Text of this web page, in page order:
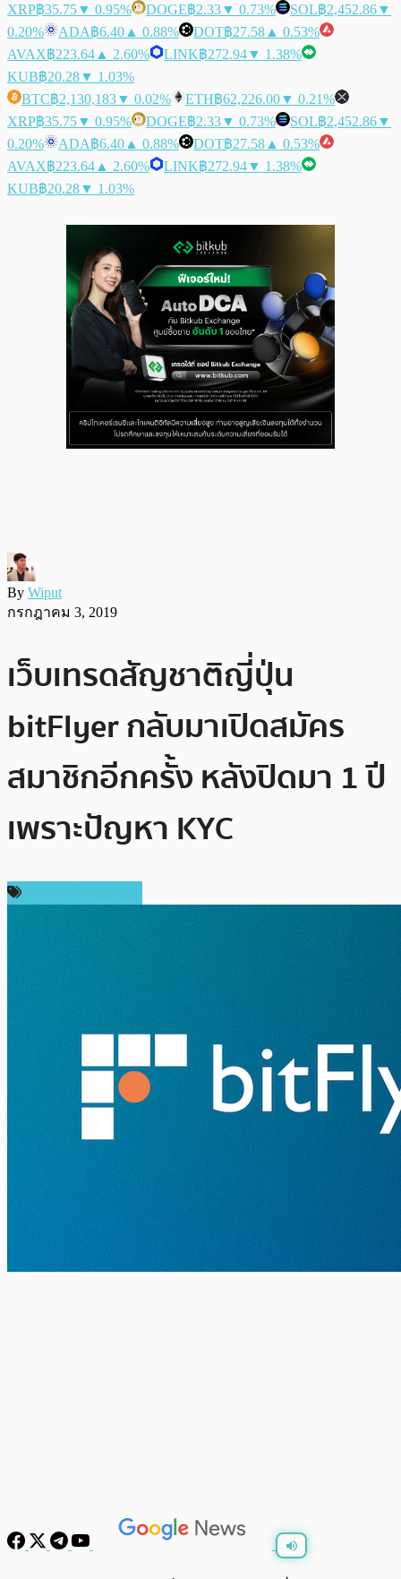
XRP฿35.75▼ 0.95% DOGE฿2.33▼ 0.73% SOL฿2,452.86▼
0.20%
ADA฿6.40 ▲ 0.88% DOT฿27.58 ▲ 0.53%
AVAX฿223.64 ▲ 2.60% LINK฿272.94▼ 1.38%
KUB฿20.28▼ 1.03%
BTC฿2,130,183▼ 0.02% ETH฿62,226.00▼ 0.21%
XRP฿35.75▼ 0.95% DOGE฿2.33▼ 0.73% SOL฿2,452.86▼
0.20%
ADA฿6.40 ▲ 0.88% DOT฿27.58 ▲ 0.53%
AVAX฿223.64 ▲ 2.60% LINK฿272.94▼ 1.38%
KUB฿20.28▼ 1.03%
By Wiput
กรกฎาคม 3, 2019
เว็บเทรดสัญชาติญี่ปุ่น
bitFlyer กลับมาเปิดสมัคร
สมาชิกอีกครั้ง หลังปิดมา 1 ปี
เพราะปัญหา KYC